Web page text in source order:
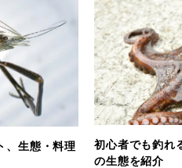
、生態・料理
初心者でも釣れ
の生態を紹介